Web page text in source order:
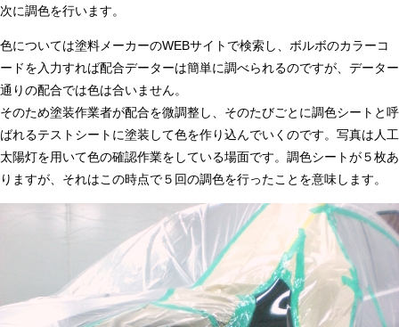
次に調色を行います。
色については塗料メーカーのWEBサイトで検索し、ボルボのカラーコ
ードを入力すれば配合データーは簡単に調べられるのですが、データー
通りの配合では色は合いません。
そのため塗装作業者が配合を微調整し、そのたびごとに調色シートと呼
ばれるテストシートに塗装して色を作り込んでいくのです。写真は人工
太陽灯を用いて色の確認作業をしている場面です。調色シートが５枚あ
りますが、それはこの時点で５回の調色を行ったことを意味します。